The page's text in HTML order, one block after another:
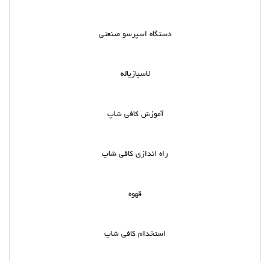
دستگاه اسپرسو صنعتی
لاسپازیاله
آموزش کافی شاپ
راه اندازی کافی شاپ
قهوه
استخدام کافی شاپ